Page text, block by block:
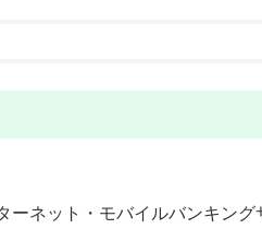
ーネット・モバイルバンキン